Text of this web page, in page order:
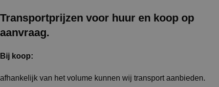
Transportprijzen voor huur en koop op
aanvraag.
Bij koop:
afhankelijk van het volume kunnen wij transport aanbieden.